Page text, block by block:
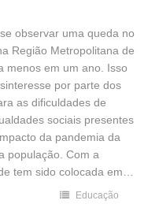
observar uma queda no
Região Metropolitana de
menos em um ano. Isso
por parte dos
as dificuldades de
sociais presentes
da pandemia da
população. Com a
tem sido colocada em…
Educação